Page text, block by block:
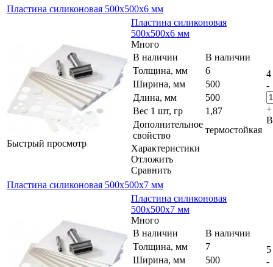
Пластина силиконовая 500x500x6 мм
Быстрый просмотр
Пластина силиконовая
500x500x6 мм
Много
В наличии
В наличии
Толщина, мм
6
Ширина, мм
500
Длина, мм
500
Вес 1 шт, гр
1,87
Дополнительное
свойство
термостойкая
Характеристики
Отложить
Сравнить
4
-
+
В
Пластина силиконовая 500x500x7 мм
Пластина силиконовая
500x500x7 мм
Много
В наличии
В наличии
Толщина, мм
7
Ширина, мм
500
-